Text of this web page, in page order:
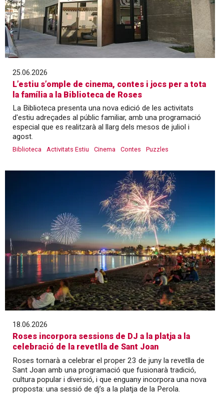
25.06.2026
L’estiu s’omple de cinema, contes i jocs per a tota
la família a la Biblioteca de Roses
La Biblioteca presenta una nova edició de les activitats
d'estiu adreçades al públic familiar, amb una programació
especial que es realitzarà al llarg dels mesos de juliol i
agost.
Biblioteca Activitats Estiu Cinema Contes Puzzles
18.06.2026
Roses incorpora sessions de DJ a la platja a la
celebració de la revetlla de Sant Joan
Roses tornarà a celebrar el proper 23 de juny la revetlla de
Sant Joan amb una programació que fusionarà tradició,
cultura popular i diversió, i que enguany incorpora una nova
proposta: una sessió de dj’s a la platja de la Perola.